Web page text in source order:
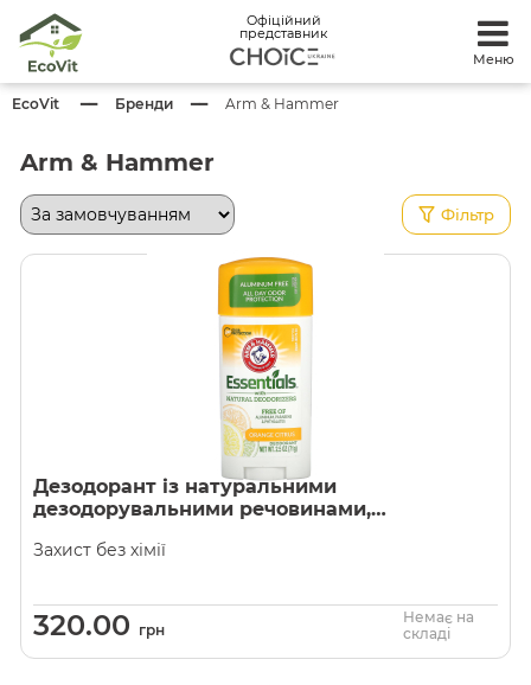
Офіційний
представник
Меню
EcoVit Бренди Arm & Hammer
Arm & Hammer
Фільтр
Дезодорант із натуральними
дезодорувальними речовинами,
Захист без хімії
320.00 грн
Немає на
складі